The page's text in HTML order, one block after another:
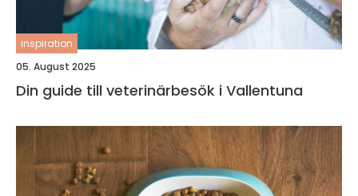
inspiration
05. August 2025
Din guide till veterinärbesök i Vallentuna